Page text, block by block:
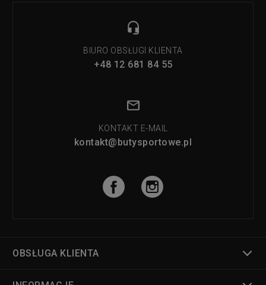
BIURO OBSŁUGI KLIENTA
+48 12 681 84 55
KONTAKT E-MAIL
kontakt@butysportowe.pl
OBSŁUGA KLIENTA